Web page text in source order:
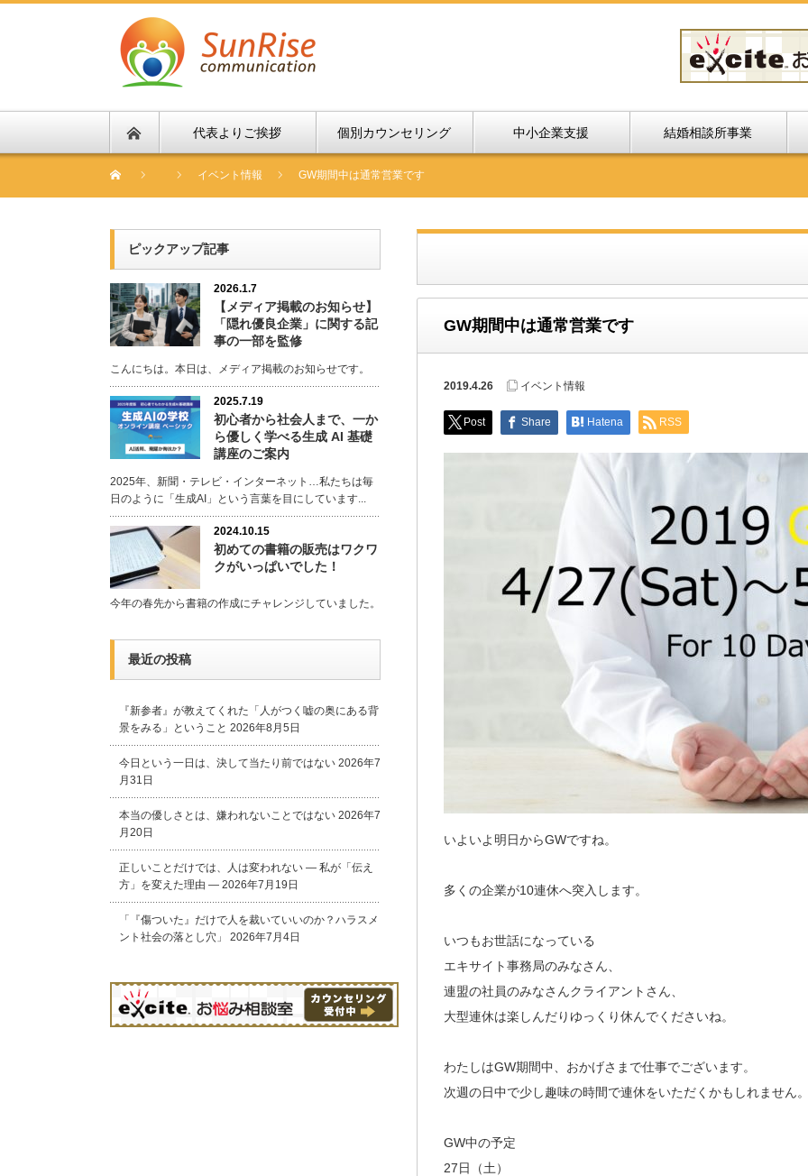
代表よりご挨拶 個別カウンセリング 中小企業支援 結婚相談所事業
イベント情報 GW期間中は通常営業です
GW期間中は通常営業です
2019.4.26 イベント情報
Post Share Hatena RSS
いよいよ明日からGWですね。
多くの企業が10連休へ突入します。
いつもお世話になっている
エキサイト事務局のみなさん、
連盟の社員のみなさんクライアントさん、
大型連休は楽しんだりゆっくり休んでくださいね。
わたしはGW期間中、おかげさまで仕事でございます。
次週の日中で少し趣味の時間で連休をいただくかもしれません
GW中の予定
27日（土）
ピックアップ記事
2026.1.7
【メディア掲載のお知らせ】
「隠れ優良企業」に関する記
事の一部を監修
こんにちは。本日は、メディア掲載のお知らせです。
2025.7.19
初心者から社会人まで、一か
ら優しく学べる生成 AI 基礎
講座のご案内
2025年、新聞・テレビ・インターネット…私たちは毎
日のように「生成AI」という言葉を目にしています...
2024.10.15
初めての書籍の販売はワクワ
クがいっぱいでした！
今年の春先から書籍の作成にチャレンジしていました。
最近の投稿
『新参者』が教えてくれた「人がつく嘘の奥にある背
景をみる」ということ 2026年8月5日
今日という一日は、決して当たり前ではない 2026年7
月31日
本当の優しさとは、嫌われないことではない 2026年7
月20日
正しいことだけでは、人は変われない ― 私が「伝え
方」を変えた理由 ― 2026年7月19日
「『傷ついた』だけで人を裁いていいのか？ハラスメ
ント社会の落とし穴」
2026年7月4日